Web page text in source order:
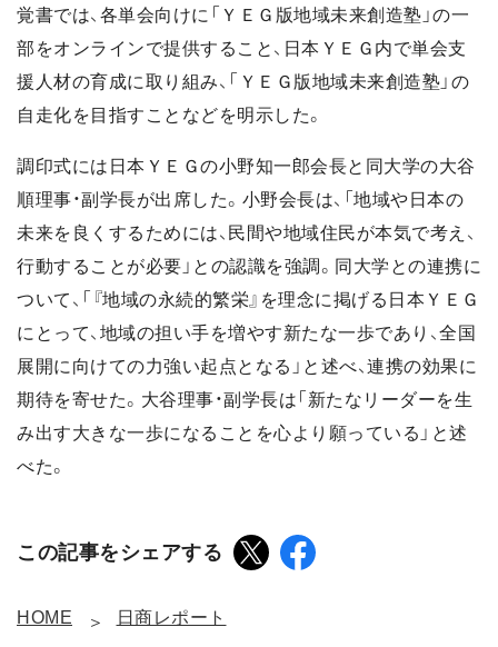
覚書では、各単会向けに「ＹＥＧ版地域未来創造塾」の一
部をオンラインで提供すること、日本ＹＥＧ内で単会支
援人材の育成に取り組み、「ＹＥＧ版地域未来創造塾」の
自走化を目指すことなどを明示した。
調印式には日本ＹＥＧの小野知一郎会長と同大学の大谷
順理事・副学長が出席した。小野会長は、「地域や日本の
未来を良くするためには、民間や地域住民が本気で考え、
行動することが必要」との認識を強調。同大学との連携に
ついて、「『地域の永続的繁栄』を理念に掲げる日本ＹＥＧ
にとって、地域の担い手を増やす新たな一歩であり、全国
展開に向けての力強い起点となる」と述べ、連携の効果に
期待を寄せた。大谷理事・副学長は「新たなリーダーを生
み出す大きな一歩になることを心より願っている」と述
べた。
この記事をシェアする
HOME 日商レポート